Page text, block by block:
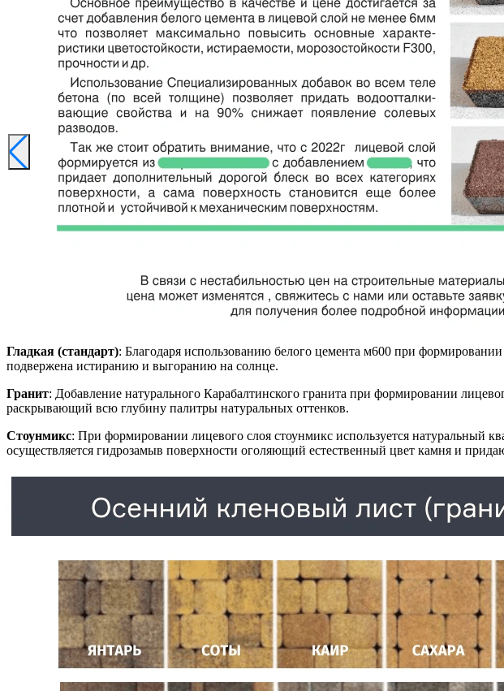
Гладкая (стандарт): Благодаря использованию белого цемента м600 при
подвержена истиранию и выгоранию на солнце.
Гранит: Добавление натурального Карабалтинского гранита при формировании
раскрывающий всю глубину палитры натуральных оттенков.
Стоунмикс: При формировании лицевого слоя стоунмикс используется натуральный
осуществляется гидрозамыв поверхности оголяющий естественный цвет камня и